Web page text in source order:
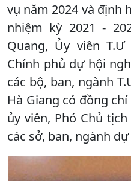
vụ năm 2024 và định
nhiệm kỳ 2021 -
Quang, Ủy viên
Chính phủ dự hội
các bộ, ban, ngành
Hà Giang có đồng
ủy viên, Phó Chủ
các sở, ban, ngành